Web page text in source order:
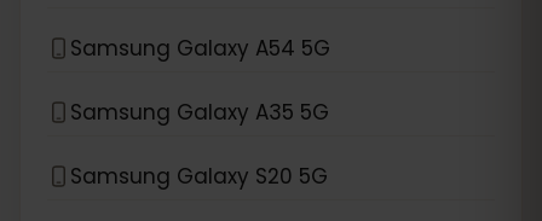
Samsung Galaxy A54 5G
Samsung Galaxy A35 5G
Samsung Galaxy S20 5G